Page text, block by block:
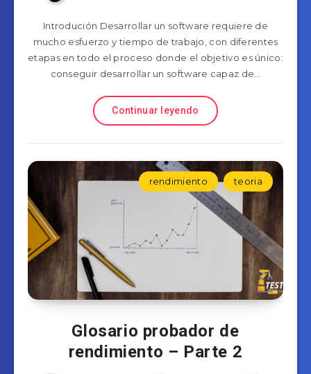
Introdución Desarrollar un software requiere de
mucho esfuerzo y tiempo de trabajo, con diferentes
etapas en todo el proceso donde el objetivo es único:
conseguir desarrollar un software capaz de…
Continuar leyendo
rendimiento teoria
Glosario probador de
rendimiento – Parte 2